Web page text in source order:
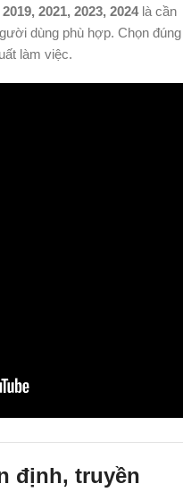
2021, 2023, 2024là cần
dùng phù hợp. Chọn đúng
làm việc.
định, truyền